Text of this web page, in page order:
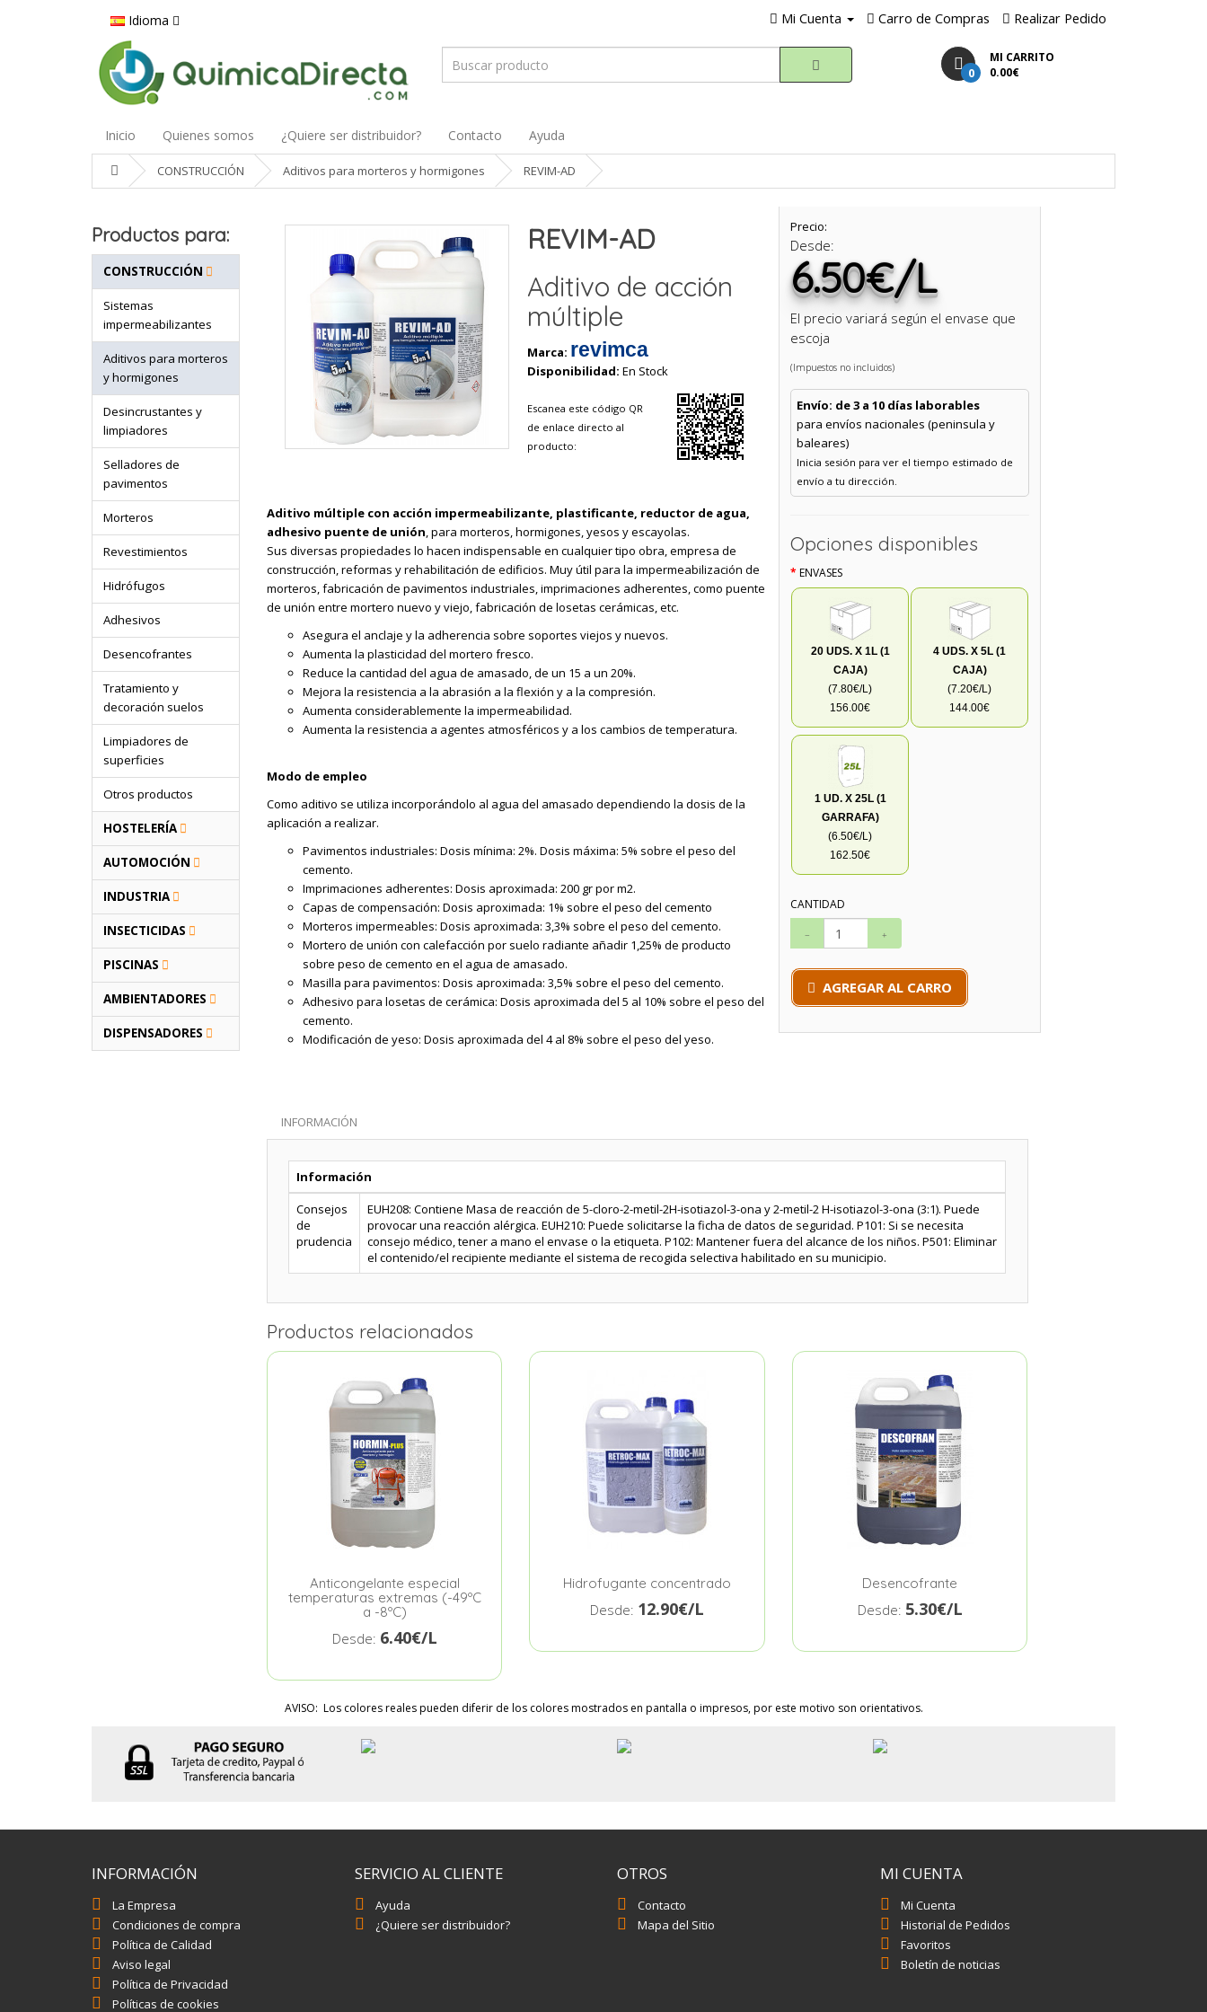
Idioma Mi Cuenta Carro de Compras Realizar Pedido
MI CARRITO
0 0.00€
Inicio Quienes somos ¿Quiere ser distribuidor? Contacto Ayuda
CONSTRUCCIÓN Aditivos para morteros y hormigones REVIM-AD
Productos para:
CONSTRUCCIÓN
Sistemas
impermeabilizantes
Aditivos para morteros
y hormigones
Desincrustantes y
limpiadores
Selladores de
pavimentos
Morteros
Revestimientos
Hidrófugos
Adhesivos
Desencofrantes
Tratamiento y
decoración suelos
Limpiadores de
superficies
Otros productos
HOSTELERÍA
AUTOMOCIÓN
INDUSTRIA
INSECTICIDAS
PISCINAS
AMBIENTADORES
DISPENSADORES
REVIM-AD
Aditivo de acción
múltiple
Marca: revimca
Disponibilidad: En Stock
Escanea este código QR
de enlace directo al
producto:
Aditivo múltiple con acción impermeabilizante, plastificante, reductor de agua,
adhesivo puente de unión, para morteros, hormigones, yesos y escayolas.
Sus diversas propiedades lo hacen indispensable en cualquier tipo obra, empresa de
construcción, reformas y rehabilitación de edificios. Muy útil para la impermeabilización de
morteros, fabricación de pavimentos industriales, imprimaciones adherentes, como puente
de unión entre mortero nuevo y viejo, fabricación de losetas cerámicas, etc.
Asegura el anclaje y la adherencia sobre soportes viejos y nuevos.
Aumenta la plasticidad del mortero fresco.
Reduce la cantidad del agua de amasado, de un 15 a un 20%.
Mejora la resistencia a la abrasión a la flexión y a la compresión.
Aumenta considerablemente la impermeabilidad.
Aumenta la resistencia a agentes atmosféricos y a los cambios de temperatura.
Modo de empleo
Como aditivo se utiliza incorporándolo al agua del amasado dependiendo la dosis de la
aplicación a realizar.
Pavimentos industriales: Dosis mínima: 2%. Dosis máxima: 5% sobre el peso del
cemento.
Imprimaciones adherentes: Dosis aproximada: 200 gr por m2.
Capas de compensación: Dosis aproximada: 1% sobre el peso del cemento
Morteros impermeables: Dosis aproximada: 3,3% sobre el peso del cemento.
Mortero de unión con calefacción por suelo radiante añadir 1,25% de producto
sobre peso de cemento en el agua de amasado.
Masilla para pavimentos: Dosis aproximada: 3,5% sobre el peso del cemento.
Adhesivo para losetas de cerámica: Dosis aproximada del 5 al 10% sobre el peso del
cemento.
Modificación de yeso: Dosis aproximada del 4 al 8% sobre el peso del yeso.
Precio:
Desde:
6.50€/L
El precio variará según el envase que
escoja
(Impuestos no incluidos)
Envío: de 3 a 10 días laborables
para envíos nacionales (peninsula y
baleares)
Inicia sesión para ver el tiempo estimado de
envío a tu dirección.
Opciones disponibles
ENVASES
20 UDS. X 1L (1
CAJA)
(7.80€/L)
156.00€
4 UDS. X 5L (1
CAJA)
(7.20€/L)
144.00€
1 UD. X 25L (1
GARRAFA)
(6.50€/L)
162.50€
CANTIDAD
AGREGAR AL CARRO
INFORMACIÓN
Información
Consejos
de
prudencia
EUH208: Contiene Masa de reacción de 5-cloro-2-metil-2H-isotiazol-3-ona y 2-metil-2 H-isotiazol-3-ona (3:1). Puede
provocar una reacción alérgica. EUH210: Puede solicitarse la ficha de datos de seguridad. P101: Si se necesita
consejo médico, tener a mano el envase o la etiqueta. P102: Mantener fuera del alcance de los niños. P501: Eliminar
el contenido/el recipiente mediante el sistema de recogida selectiva habilitado en su municipio.
Productos relacionados
Anticongelante especial
temperaturas extremas (-49ºC
a -8ºC)
Desde: 6.40€/L
Hidrofugante concentrado
Desde: 12.90€/L
Desencofrante
Desde: 5.30€/L
AVISO: Los colores reales pueden diferir de los colores mostrados en pantalla o impresos, por este motivo son orientativos.
INFORMACIÓN
La Empresa
Condiciones de compra
Política de Calidad
Aviso legal
Política de Privacidad
Políticas de cookies
SERVICIO AL CLIENTE
Ayuda
¿Quiere ser distribuidor?
OTROS
Contacto
Mapa del Sitio
MI CUENTA
Mi Cuenta
Historial de Pedidos
Favoritos
Boletín de noticias